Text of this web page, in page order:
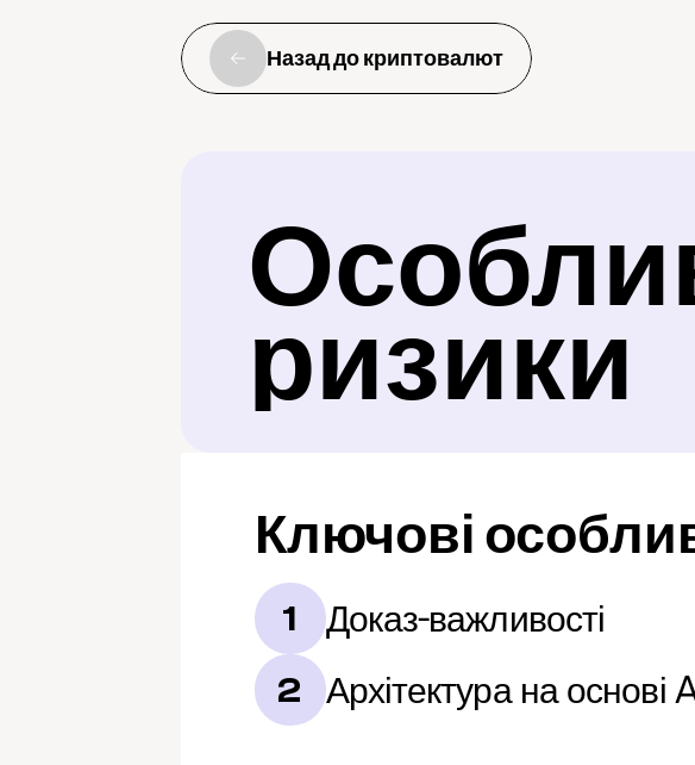
Назад до криптовалют
ризики
Ключові
1 Доказ-важливості
2 Архітектура на основі